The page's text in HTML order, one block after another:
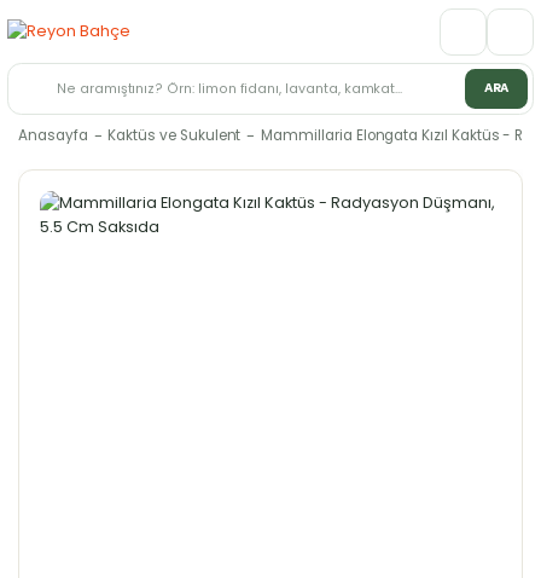
ARA
Anasayfa Kaktüs ve Sukulent Mammillaria Elongata Kızıl Kaktüs -